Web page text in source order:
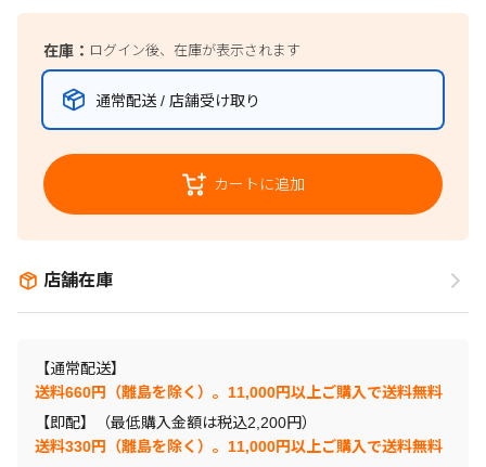
在庫： ログイン後、在庫が表示されます
通常配送 / 店舗受け取り
カートに追加
店舗在庫
【通常配送】
送料660円（離島を除く）。11,000円以上ご購入で送料無料
【即配】（最低購入金額は税込2,200円）
送料330円（離島を除く）。11,000円以上ご購入で送料無料